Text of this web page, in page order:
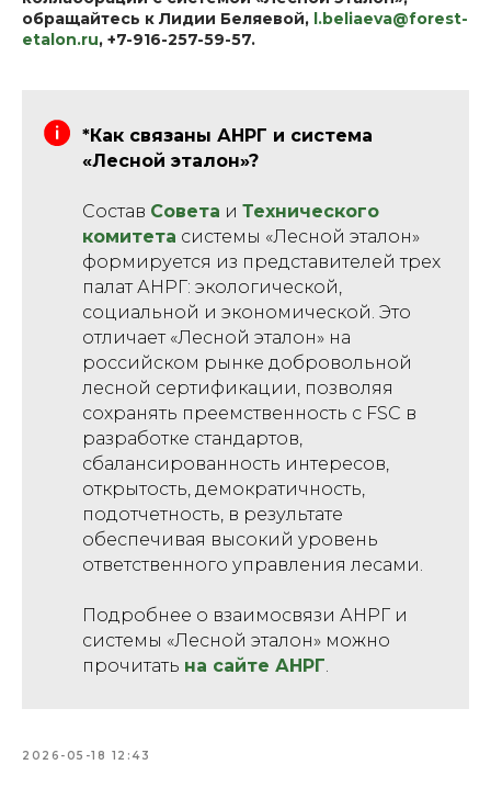
обращайтесь к Лидии Беляевой, l.beliaeva@forest-
etalon.ru, +7-916-257-59-57.
*Как связаны АНРГ и система
«Лесной эталон»?
Состав Совета и Технического
комитета системы «Лесной эталон»
формируется из представителей трех
палат АНРГ: экологической,
социальной и экономической. Это
отличает «Лесной эталон» на
российском рынке добровольной
лесной сертификации, позволяя
сохранять преемственность с FSC в
разработке стандартов,
сбалансированность интересов,
открытость, демократичность,
подотчетность, в результате
обеспечивая высокий уровень
ответственного управления лесами.
Подробнее о взаимосвязи АНРГ и
системы «Лесной эталон» можно
прочитать на сайте АНРГ.
2026-05-18 12:43